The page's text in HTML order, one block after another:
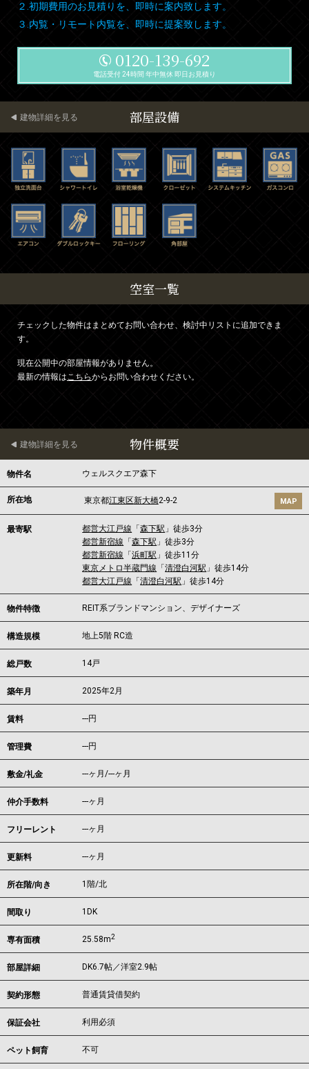
２.初期費用のお見積りを、即時に案内致します。
３.内覧・リモート内覧を、即時に提案致します。
0120-139-692
電話受付 24時間 年中無休 即日お見積り
部屋設備
建物詳細を見る
空室一覧
チェックした物件はまとめてお問い合わせ、検討中リストに追加できま
す。
現在公開中の部屋情報がありません。
最新の情報はこちらからお問い合わせください。
物件概要
建物詳細を見る
物件名 ウェルスクエア森下
所在地 東京都江東区新大橋2-9-2 MAP
最寄駅 都営大江戸線 「森下駅 」徒歩3分
都営新宿線 「森下駅 」徒歩3分
都営新宿線 「浜町駅 」徒歩11分
東京メトロ半蔵門線 「清澄白河駅 」徒歩14分
都営大江戸線 「清澄白河駅 」徒歩14分
物件特徴 REIT系ブランドマンション、デザイナーズ
構造規模 地上5階 RC造
総戸数 14戸
築年月 2025年2月
賃料 ---円
管理費 ---円
敷金/礼金 ---ヶ月/---ヶ月
仲介手数料 ---ヶ月
フリーレント ---ヶ月
更新料 ---ヶ月
所在階/向き 1階/北
間取り 1DK
専有面積 25.58m2
部屋詳細 DK6.7帖／洋室2.9帖
契約形態 普通賃貸借契約
保証会社 利用必須
ペット飼育 不可